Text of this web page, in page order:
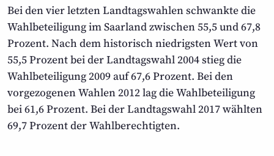
Bei den vier letzten Landtagswahlen schwankte die
Wahlbeteiligung im Saarland zwischen 55,5 und 67,8
Prozent. Nach dem historisch niedrigsten Wert von
55,5 Prozent bei der Landtagswahl 2004 stieg die
Wahlbeteiligung 2009 auf 67,6 Prozent. Bei den
vorgezogenen Wahlen 2012 lag die Wahlbeteiligung
bei 61,6 Prozent. Bei der Landtagswahl 2017 wählten
69,7 Prozent der Wahlberechtigten.